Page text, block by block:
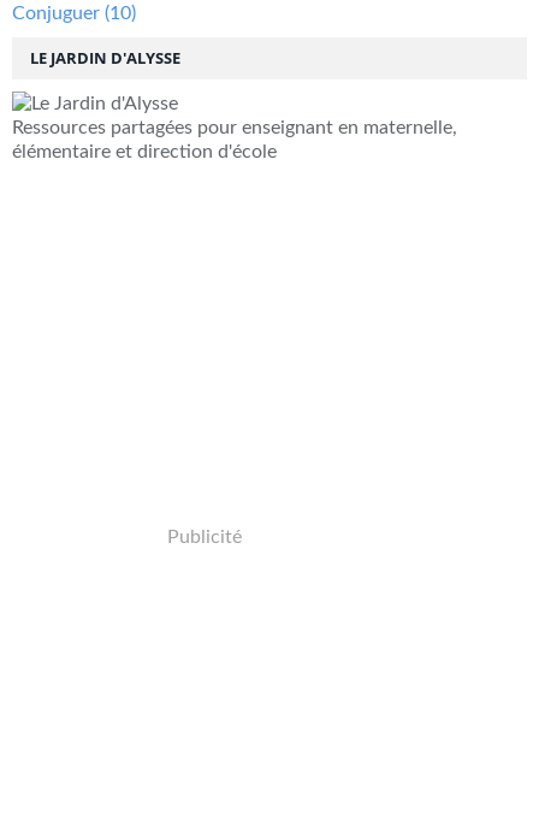
LE JARDIN D'ALYSSE
Ressources partagées pour enseignant en maternelle,
élémentaire et direction d'école
Publicité
Conjuguer (10)